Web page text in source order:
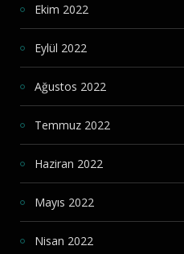
Ekim 2022
Eylül 2022
Ağustos 2022
Temmuz 2022
Haziran 2022
Mayıs 2022
Nisan 2022